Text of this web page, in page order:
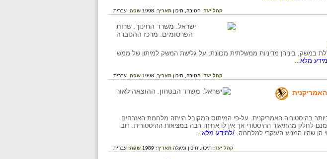
קהל יעד: חטיבה, תיכון תאריך: 1998 שפה: עברית
במשק, ביניהן מדיניות ממשלתית מכוונת; על גלישת המשק למיתון של ממש
מלא...
קהל יעד: חטיבה, תיכון תאריך: 1998 שפה: עברית
בהיסטוריה האמריקנית. על-פי המיתוס המקובל הייתה מלחמת האזרחים
לחלק מהתיאור ההיסטורי אך אין לו אחיזה רבה במציאות ההיסטורית. רוב
הן שהיו המניע העיקרי למלחמה. /למידע מלא...
קהל יעד: תיכון, תיכון ומעלה תאריך: 1989 שפה: עברית